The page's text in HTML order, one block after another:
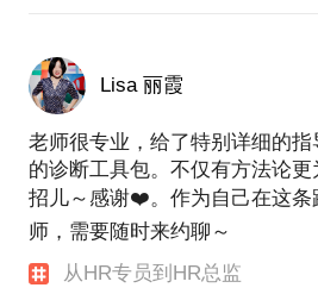
Lisa 丽霞
老师很专业，给了特别详细的指
的诊断工具包。不仅有方法论
招儿～感谢❤️。作为自己在这条
师，需要随时来约聊～
从HR专员到HR总监